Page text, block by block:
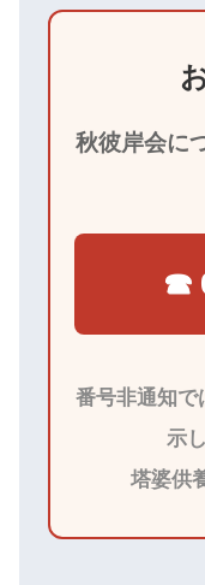
秋彼岸会に
☎
番号非通知で
示
塔婆供